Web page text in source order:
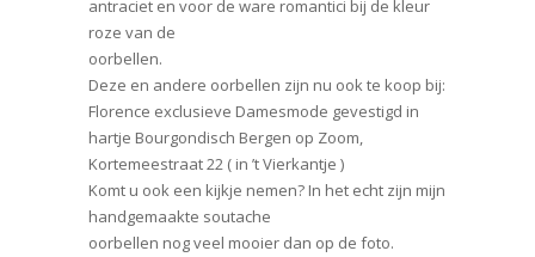
antraciet en voor de ware romantici bij de kleur
roze van de
oorbellen.
Deze en andere oorbellen zijn nu ook te koop bij:
Florence exclusieve Damesmode gevestigd in
hartje Bourgondisch Bergen op Zoom,
Kortemeestraat 22 ( in ’t Vierkantje )
Komt u ook een kijkje nemen? In het echt zijn mijn
handgemaakte soutache
oorbellen nog veel mooier dan op de foto.